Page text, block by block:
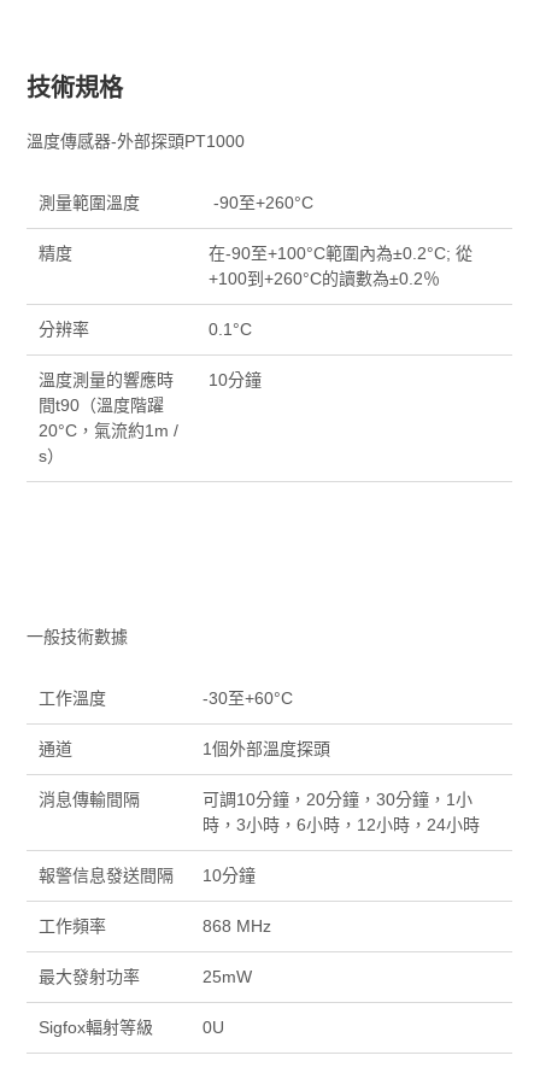
技術規格
溫度傳感器-外部探頭PT1000
測量範圍溫度 -90至+260°C
精度
在-90至+100°C範圍內為±0.2°C; 從
+100到+260°C的讀數為±0.2％
分辨率 0.1°C
溫度測量的響應時
間t90（溫度階躍
20°C，氣流約1m /
s）
10分鐘
一般技術數據
工作溫度 -30至+60°C
通道 1個外部溫度探頭
消息傳輸間隔
可調10分鐘，20分鐘，30分鐘，1小
時，3小時，6小時，12小時，24小時
報警信息發送間隔 10分鐘
工作頻率 868 MHz
最大發射功率 25mW
Sigfox輻射等級 0U